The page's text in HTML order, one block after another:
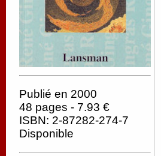
Publié en 2000
48 pages - 7.93 €
ISBN: 2-87282-274-7
Disponible